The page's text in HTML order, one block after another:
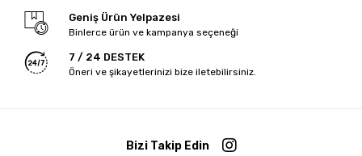
Geniş Ürün Yelpazesi
Binlerce ürün ve kampanya seçeneği
7 / 24 DESTEK
Öneri ve şikayetlerinizi bize iletebilirsiniz.
Bizi Takip Edin